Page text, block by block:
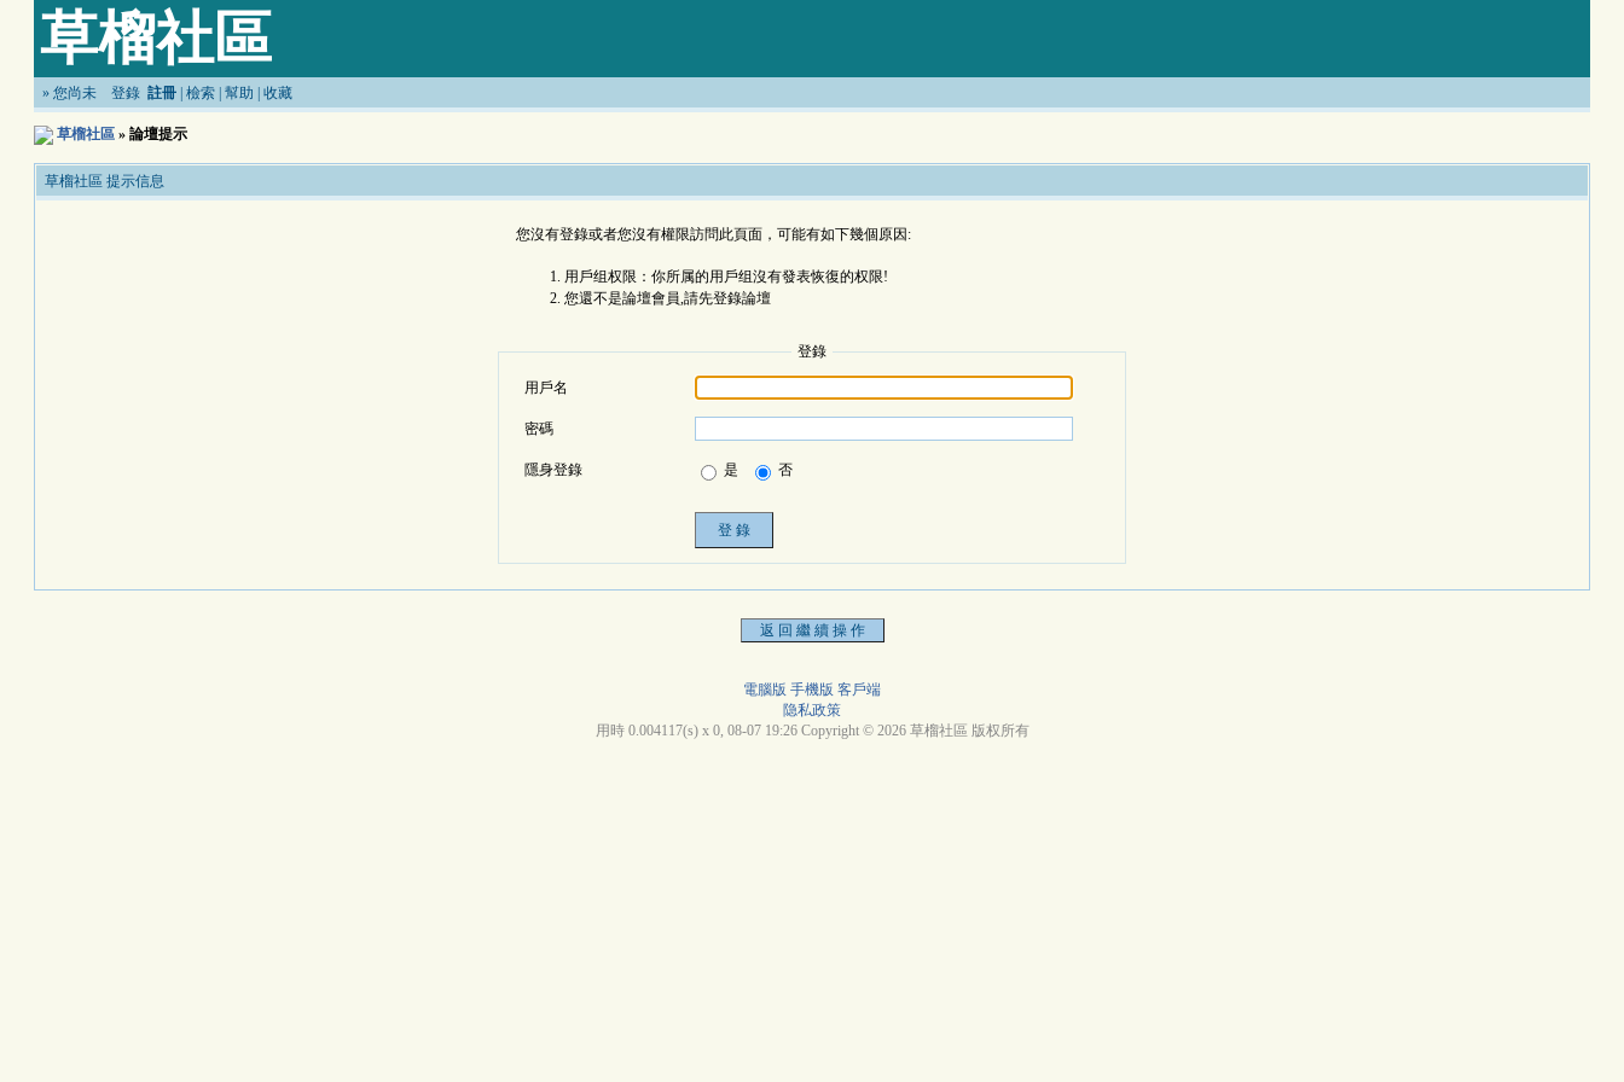
草榴社區
» 您尚未 登錄 註冊 檢索 幫助 收藏
草榴社區 » 論壇提示
草榴社區 提示信息
您沒有登錄或者您沒有權限訪問此頁面，可能有如下幾個原因:
用戶组权限：你所属的用戶组沒有發表恢復的权限!
您還不是論壇會員,請先登錄論壇
登錄
用戶名
密碼
隱身登錄 是 否
電腦版 手機版 客戶端
隐私政策
用時 0.004117(s) x 0, 08-07 19:26 Copyright © 2026 草榴社區 版权所有